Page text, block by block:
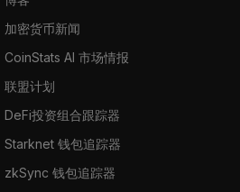
加密货币新闻
CoinStats AI 市场情报
联盟计划
DeFi投资组合跟踪器
Starknet 钱包追踪器
zkSync 钱包追踪器